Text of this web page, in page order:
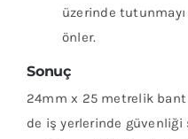
üzerinde tutunmayı
önler.
Sonuç
24mm x 25 metrelik bant
de iş yerlerinde güvenliği